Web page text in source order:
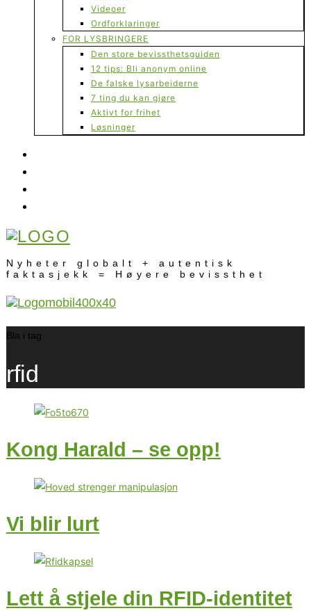
Videoer
Ordforklaringer
FOR LYSBRINGERE
Den store bevissthetsguiden
12 tips: Bli anonym online
De falske lysarbeiderne
7 ting du kan gjøre
Aktivt for frihet
Løsninger
Nyheter globalt + autentisk
faktasjekk = Høyere bevissthet
Bla i tag
rfid
Kong Harald – se opp!
Vi blir lurt
Lett å stjele din RFID-identitet